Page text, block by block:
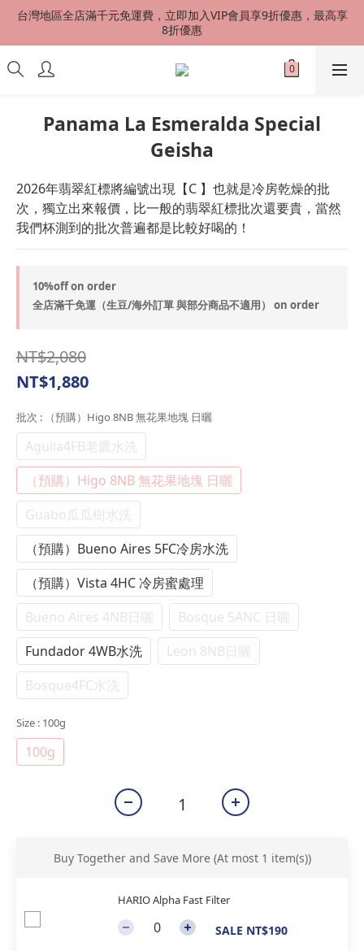
台灣地區全店滿千元免運費，立即加入VIP會員享9折優惠，最高享
8折優惠
台灣地區全店滿千元免運費，立即加入VIP會員享9折優惠，最高享
8折優惠
港澳星馬 SF EXPRESS 快速到貨 中國地區順丰配送（運費到付）
新會員首購加贈50元購物金
台灣地區全店滿千元免運費，立即加入VIP會員享9折優惠，最高享
Panama La Esmeralda Special
Geisha
2026年翡翠紅標將編號出現【C 】也就是冷房乾燥的批
次，獨立出來報價，比一般的翡翠紅標批次還要貴，當然
我們杯測到的批次普遍都是比較好喝的！
10%off on order
全店滿千免運（生豆/海外訂單 與部分商品不適用） on order
NT$2,080
NT$1,880
批次 : （預購）Higo 8NB 無花果地塊 日曬
Aguila4FB老鷹水洗
（預購）Higo 8NB 無花果地塊 日曬
Guabo瓜瓜樹水洗
（預購）Bueno Aires 5FC冷房水洗
（預購）Vista 4HC 冷房蜜處理
Bueno Aires 4NB日曬
Bosque 5ANC 日曬
Fundador 4WB水洗
Leon 8NB日曬
Bosque4FC水洗
Size : 100g
100g
Buy Together and Save More (At most 1 item(s))
HARIO Alpha Fast Filter
SALE NT$190